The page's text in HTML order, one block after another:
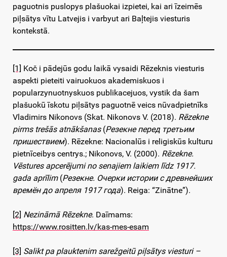
paguotnis puslopys plašuokai izpietei, kai ari īzeimēs
piļsātys vītu Latvejis i varbyut ari Baļtejis viesturis
kontekstā.
[1] Koč i pādejūs godu laikā vysaidi Rēzeknis viesturis
aspekti pieteiti vairuokuos akademiskuos i
popularzynuotnyskuos publikacejuos, vystik da šam
plašuokū īskotu piļsātys paguotnē veics nūvadpietnīks
Vladimirs Nikonovs (Skat. Nikonovs V. (2018). Rēzekne
pirms trešās atnākšanas(Резекне перед третьим
пришествием). Rēzekne: Nacionalūs i religiskūs kulturu
pietnīceibys centrys.; Nikonovs, V. (2000). Rēzekne.
Vēstures apcerējumi no senajiem laikiem līdz 1917.
gada aprīlim (Резекне. Очерки истории с древнейших
времён до апреля 1917 года). Reiga: “Zinātne”).
[2] Nezināmā Rēzekne. Daīmams:
https://www.rositten.lv/kas-mes-esam
[3] Salikt pa plauktenim sarežgeitū piļsātys viesturi –